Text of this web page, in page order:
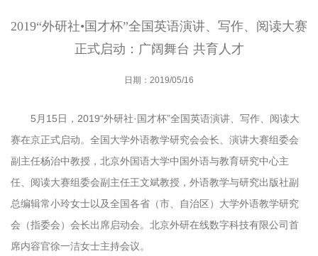
2019“外研社•国才杯”全国英语演讲、写作、阅读大赛
正式启动：广阔舞台 共育人才
日期：2019/05/16
5月15日，2019“外研社·国才杯”全国英语演讲、写作、阅读大
赛在京正式启动。全国大学外语教学研究会会长、演讲大赛组委会
副主任杨治中教授，北京外国语大学中国外语与教育研究中心主
任、阅读大赛组委会副主任王文斌教授，外语教学与研究出版社副
总编辑常小玲女士以及全国各省（市、自治区）大学外语教学研究
会（指委会）会长出席启动会。北京外研在线数字科技有限公司首
席内容官徐一洁女士主持会议。